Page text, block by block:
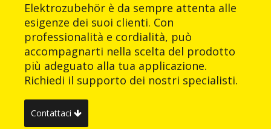
Elektrozubehör è da sempre attenta alle
esigenze dei suoi clienti. Con
professionalità e cordialità, può
accompagnarti nella scelta del prodotto
più adeguato alla tua applicazione.
Richiedi il supporto dei nostri specialisti.
Contattaci